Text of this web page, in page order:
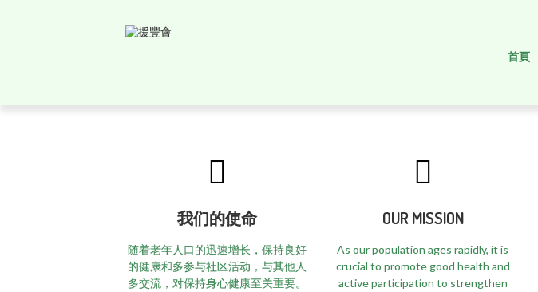
首頁
我们的使命
随着老年人口的迅速增长，保持良好
的健康和多参与社区活动，与其他人
多交流，对保持身心健康至关重要。
OUR MISSION
As our population ages rapidly, it is
crucial to promote good health and
active participation to strengthen